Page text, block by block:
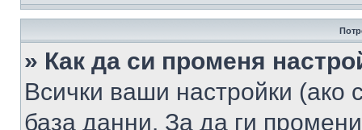
» Как да си променя
Всички ваши настройки (ако
база данни. За да ги